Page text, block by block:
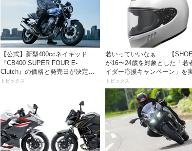
【公式】新型400ccネイキッド
『CB400 SUPER FOUR E-
Clutch』の価格と発売日が決定！
シリーズ最高58馬力＆14kgもの軽
トピックス
若いっていいなぁ……【
が16〜24歳を対象とした「若
イダー応援キャンペーン」を
トピックス